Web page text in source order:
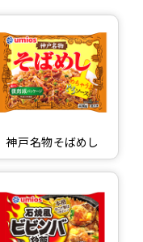
神戸名物そばめし